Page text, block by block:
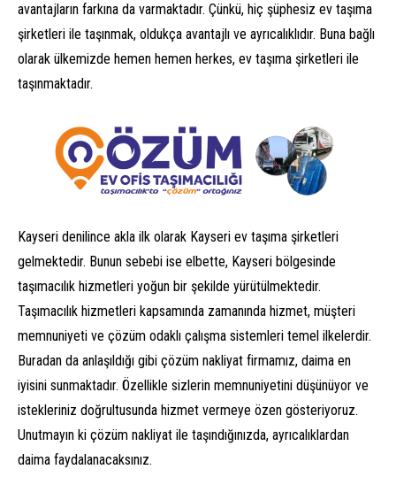
avantajların farkına da varmaktadır. Çünkü, hiç şüphesiz ev taşıma
şirketleri ile taşınmak, oldukça avantajlı ve ayrıcalıklıdır. Buna bağlı
olarak ülkemizde hemen hemen herkes, ev taşıma şirketleri ile
taşınmaktadır.
Kayseri denilince akla ilk olarak Kayseri ev taşıma şirketleri
gelmektedir. Bunun sebebi ise elbette, Kayseri bölgesinde
taşımacılık hizmetleri yoğun bir şekilde yürütülmektedir.
Taşımacılık hizmetleri kapsamında zamanında hizmet, müşteri
memnuniyeti ve çözüm odaklı çalışma sistemleri temel ilkelerdir.
Buradan da anlaşıldığı gibi çözüm nakliyat firmamız, daima en
iyisini sunmaktadır. Özellikle sizlerin memnuniyetini düşünüyor ve
istekleriniz doğrultusunda hizmet vermeye özen gösteriyoruz.
Unutmayın ki çözüm nakliyat ile taşındığınızda, ayrıcalıklardan
daima faydalanacaksınız.